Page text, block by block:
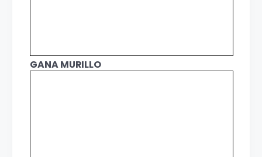
GANA MURILLO